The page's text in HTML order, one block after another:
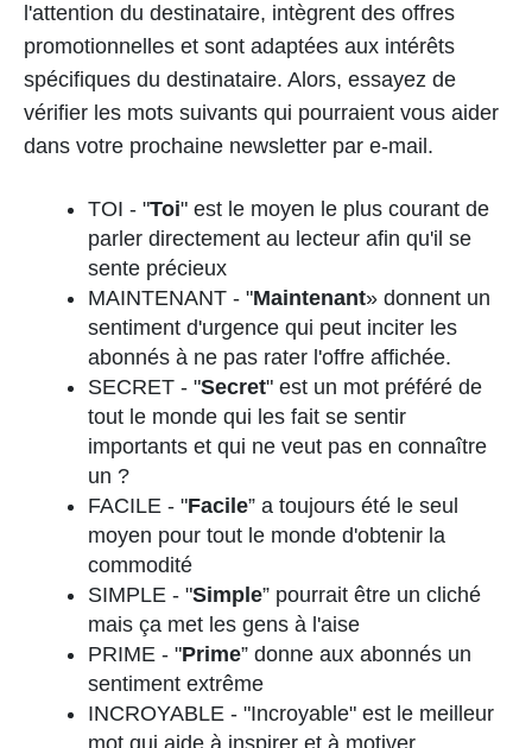
l'attention du destinataire, intègrent des offres
promotionnelles et sont adaptées aux intérêts
spécifiques du destinataire. Alors, essayez de
vérifier les mots suivants qui pourraient vous aider
dans votre prochaine newsletter par e-mail.
TOI - "Toi" est le moyen le plus courant de
parler directement au lecteur afin qu'il se
sente précieux
MAINTENANT - "Maintenant» donnent un
sentiment d'urgence qui peut inciter les
abonnés à ne pas rater l'offre affichée.
SECRET - "Secret" est un mot préféré de
tout le monde qui les fait se sentir
importants et qui ne veut pas en connaître
un ?
FACILE - "Facile” a toujours été le seul
moyen pour tout le monde d'obtenir la
commodité
SIMPLE - "Simple” pourrait être un cliché
mais ça met les gens à l'aise
PRIME - "Prime” donne aux abonnés un
sentiment extrême
INCROYABLE - "Incroyable" est le meilleur